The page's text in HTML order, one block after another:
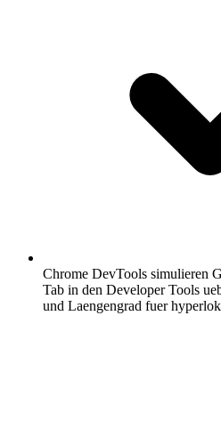
Chrome DevTools simulieren
Tab in den Developer Tools
und Laengengrad fuer